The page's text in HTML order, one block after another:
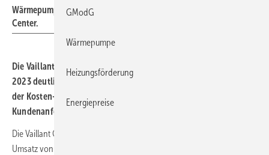
Wärmepumpe in der EMV-Kammer im Johann Vaillant Technology
Center.
Die Vaillant Group meldet für ihr Wärmepumpengeschäft im Jahr
2023 deutliche Marktanteilsgewinne und hat eine Ausrichtung
der Kosten- und Personalstrukturen an die Marktsituation und
Kundenanforderungen angekündigt.
Die Vaillant Group, Remscheid, hat im Geschäfts­jahr 2023 einen
Umsatz von 3,8 Mrd. Euro erzielt und ist damit um 3 % gegen­über dem
GModG
Wärmepumpe
Heizungsförderung
Energiepreise